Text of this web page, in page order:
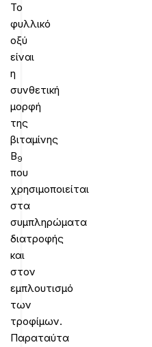
Το
φυλλικό
οξύ
είναι
η
συνθετική
μορφή
της
βιταμίνης
Β9
που
χρησιμοποιείται
στα
συμπληρώματα
διατροφής
και
στον
εμπλουτισμό
των
τροφίμων.
Παραταύτα